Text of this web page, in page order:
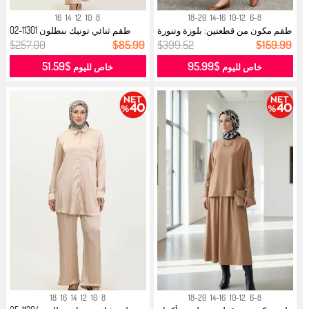
6-8
10-12
14-16
18-20
طقم مكون من قطعتين: بلوزة وتنورة
بن...
$399.52 $159.99
خاص لليوم $95.99
8
10
12
14
16
طقم ثنائي تونيك بنطلون 11301-02
بيج...
$257.00 $85.99
خاص لليوم $51.59
6-8
10-12
14-16
18-20
8
10
12
14
16
18